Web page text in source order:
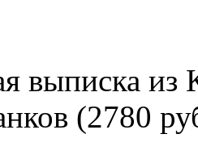
выписка из
(2780